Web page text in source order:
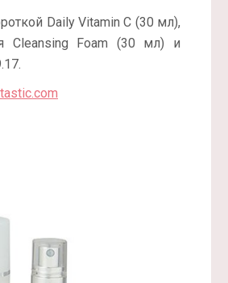
Daily Vitamin C (30 мл),
Cleansing Foam (30 мл) и